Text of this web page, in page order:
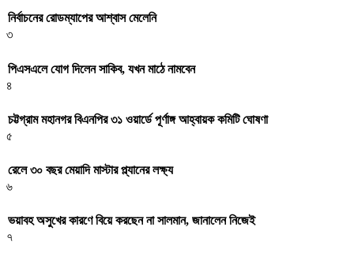
নির্বাচনের রোডম্যাপের আশ্বাস মেলেনি
৩
পিএসএলে যোগ দিলেন সাকিব, যখন মাঠে নামবেন
৪
চট্টগ্রাম মহানগর বিএনপির ৩১ ওয়ার্ডে পূর্ণাঙ্গ আহ্বায়ক কমিটি ঘোষণা
৫
রেলে ৩০ বছর মেয়াদি মাস্টার প্ল্যানের লক্ষ্য
৬
ভয়াবহ অসুখের কারণে বিয়ে করছেন না সালমান, জানালেন নিজেই
৭